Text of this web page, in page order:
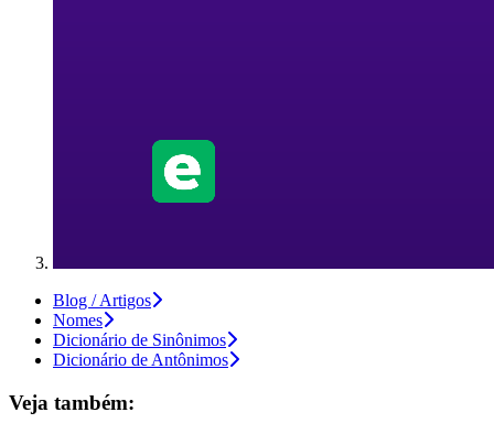
Blog / Artigos
Nomes
Dicionário de Sinônimos
Dicionário de Antônimos
Veja também: